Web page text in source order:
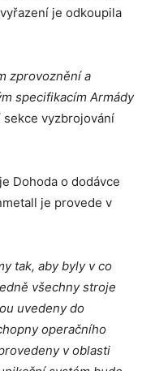
je odkoupila
zprovoznění a
specifikacím Armády
vyzbrojování
Dohoda o dodávce
je provede v
tak, aby byly v co
všechny stroje
uvedeny do
operačního
v oblasti